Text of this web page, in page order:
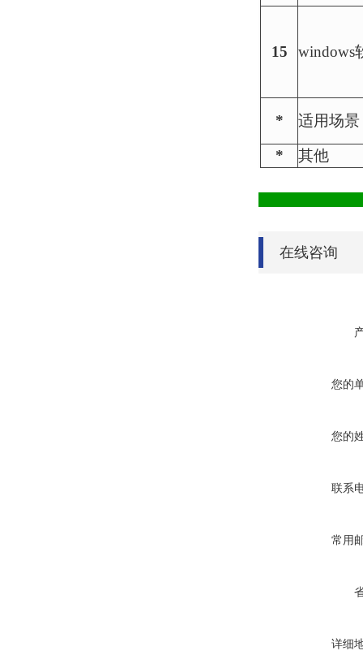
15 windows
* 适用场景
* 其他
在线咨询
您的
您的
联系
常用
详细